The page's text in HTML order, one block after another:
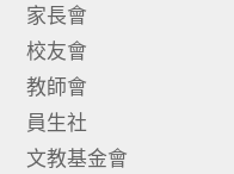
家長會
校友會
教師會
員生社
文教基金會